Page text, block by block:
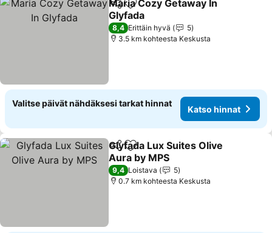
Jaa Lisää suosikkeihin
Maria Cozy Getaway In
Glyfada
8,4 Erittäin hyvä
5
3.5 km kohteesta Keskusta
Valitse päivät nähdäksesi tarkat hinnat
Katso hinnat
Jaa Lisää suosikkeihin
Glyfada Lux Suites Olive
Aura by MPS
9,4 Loistava
5
0.7 km kohteesta Keskusta